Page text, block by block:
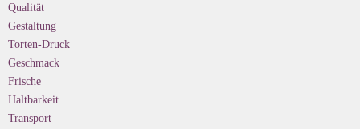
Qualität
Gestaltung
Torten-Druck
Geschmack
Frische
Haltbarkeit
Transport